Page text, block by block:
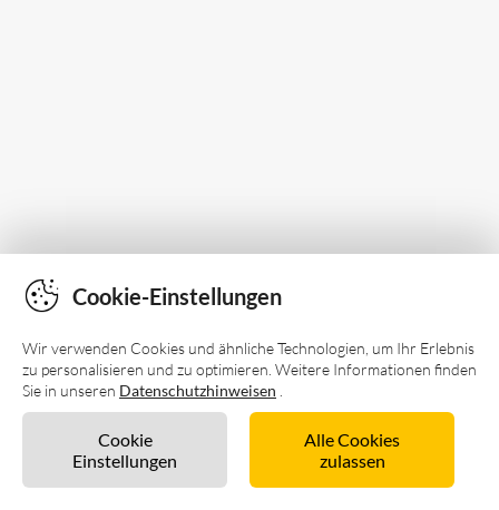
Unverbindlich anfragen
Cookie-Einstellungen
Wir verwenden Cookies und ähnliche Technologien, um Ihr Erlebnis
zu personalisieren und zu optimieren. Weitere Informationen finden
Sie in unseren Datenschutzhinweisen
Cookie
Einstellungen
Alle Cookies
zulassen